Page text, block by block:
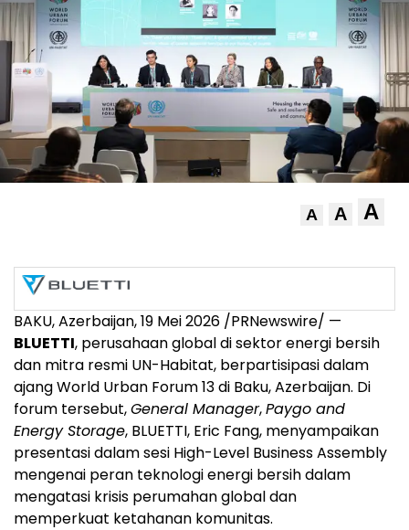
A A A
BAKU, Azerbaijan, 19 Mei 2026 /PRNewswire/ —
BLUETTI, perusahaan global di sektor energi bersih
dan mitra resmi UN-Habitat, berpartisipasi dalam
ajang World Urban Forum 13 di Baku, Azerbaijan. Di
forum tersebut,General Manager,Paygo and
Energy Storage, BLUETTI, Eric Fang, menyampaikan
presentasi dalam sesi High-Level Business Assembly
mengenai peran teknologi energi bersih dalam
mengatasi krisis perumahan global dan
memperkuat ketahanan komunitas.